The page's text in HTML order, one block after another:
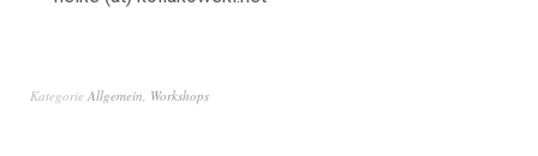
Kategorie Allgemein Workshops